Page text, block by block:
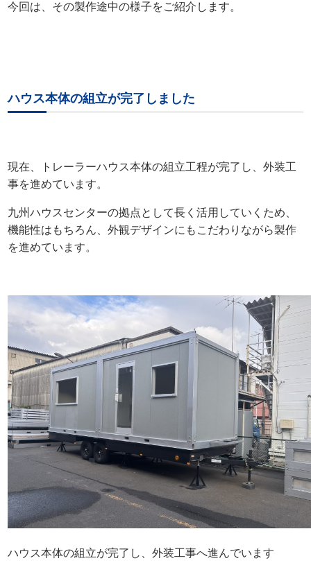
今回は、その製作途中の様子をご紹介します。
ハウス本体の組立が完了しました
現在、トレーラーハウス本体の組立工程が完了し、外装工
事を進めています。
九州ハウスセンターの拠点として長く活用していくため、
機能性はもちろん、外観デザインにもこだわりながら製作
を進めています。
ハウス本体の組立が完了し、外装工事へ進んでいます